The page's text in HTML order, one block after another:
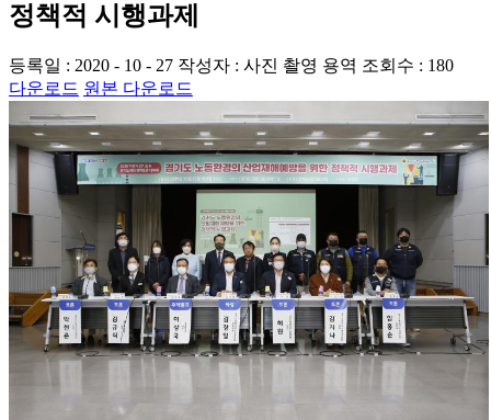
정책적 시행과제
등록일 : 2020 - 10 - 27 작성자 : 사진 촬영 용역 조회수 : 180
다운로드 원본 다운로드